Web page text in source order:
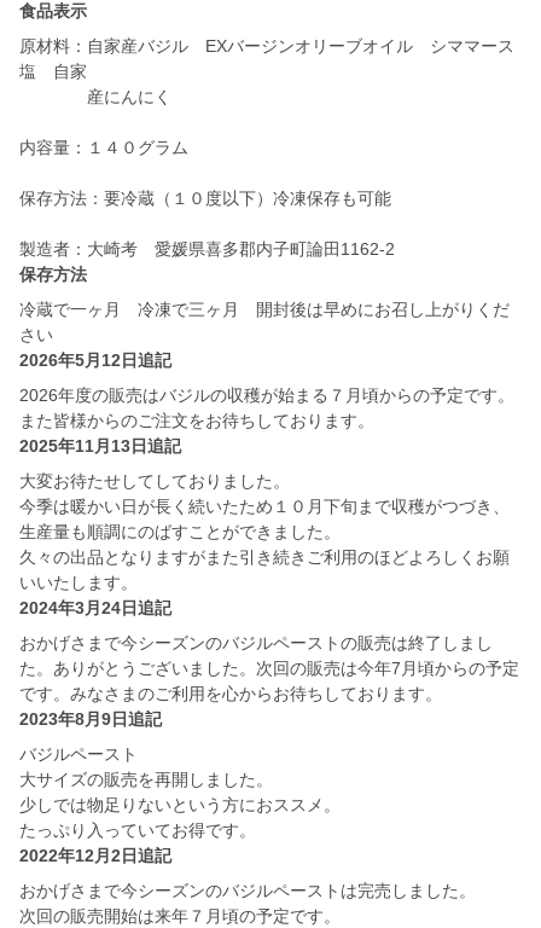
食品表示
原材料：自家産バジル EXバージンオリーブオイル シママース
塩 自家
産にんにく
内容量：１４０グラム
保存方法：要冷蔵（１０度以下）冷凍保存も可能
保存方法
冷蔵で一ヶ月 冷凍で三ヶ月 開封後は早めにお召し上がりくだ
2026年5月12日追記
2026年度の販売はバジルの収穫が始まる７月頃からの予定です。
また皆様からのご注文をお待ちしております。
2025年11月13日追記
大変お待たせしてしておりました。
今季は暖かい日が長く続いたため１０月下旬まで収穫がつづき、
生産量も順調にのばすことができました。
久々の出品となりますがまた引き続きご利用のほどよろしくお願
いいたします。
2024年3月24日追記
おかげさまで今シーズンのバジルペーストの販売は終了しまし
た。ありがとうございました。次回の販売は今年7月頃からの予定
です。みなさまのご利用を心からお待ちしております。
2023年8月9日追記
バジルペースト
大サイズの販売を再開しました。
少しでは物足りないという方におススメ。
たっぷり入っていてお得です。
2022年12月2日追記
おかげさまで今シーズンのバジルペーストは完売しました。
次回の販売開始は来年７月頃の予定です。